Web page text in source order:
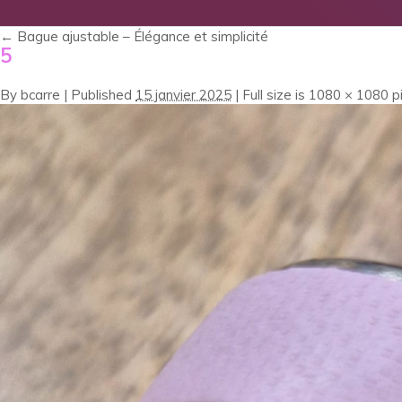
← Bague ajustable – Élégance et simplicité
5
By bcarre | Published 15 janvier 2025 | Full size is 1080 × 1080